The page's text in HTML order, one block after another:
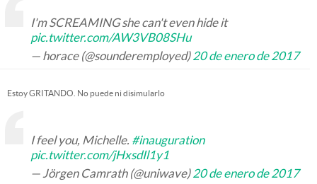
I'm SCREAMING she can't even hide it
pic.twitter.com/AW3VB08SHu
— horace (@sounderemployed)20 de enero de 2017
Estoy GRITANDO. No puede ni disimularlo
I feel you, Michelle. #inauguration
pic.twitter.com/jHxsdIl1y1
— Jörgen Camrath (@uniwave)20 de enero de 2017